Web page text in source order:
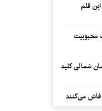
این قلم
محبوبیت
شمالی کلید
فاش می‌کنند